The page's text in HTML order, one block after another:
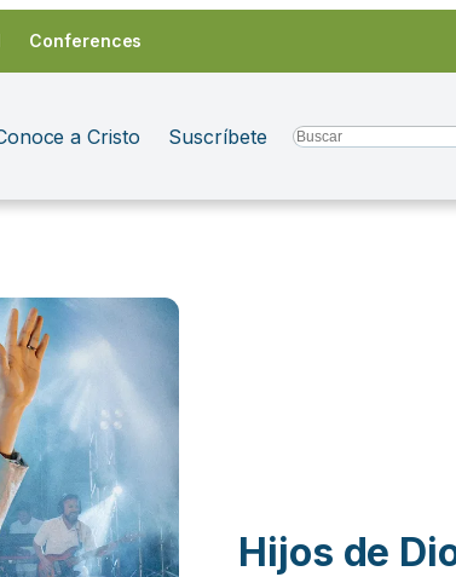
Conferences
a Cristo Suscríbete Search
Hijos de